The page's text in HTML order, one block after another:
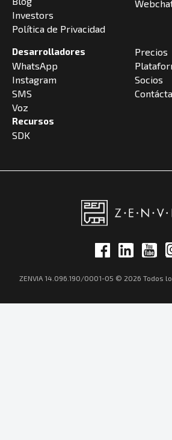
Investors
Política de Privacidad
Desarrolladores
WhatsApp
Instagram
SMS
Voz
Recursos
SDK
Precios
Socios
ZENVIA 14.096.190/0001-05 © 2026 Todos